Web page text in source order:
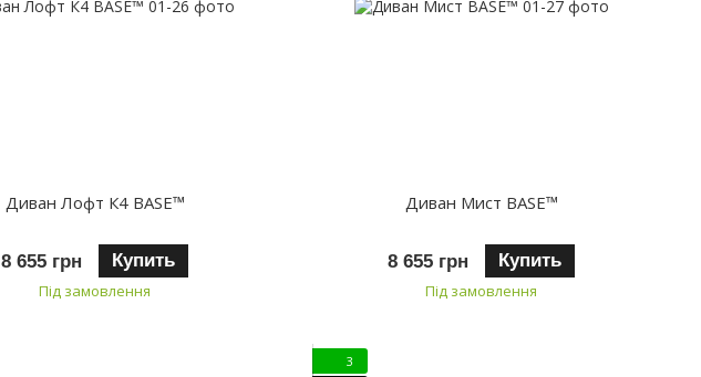
Диван Лофт К4 BASE™
8 655 грн Купить
Під замовлення
Диван Мист BASE™
8 655 грн Купить
Під замовлення
3